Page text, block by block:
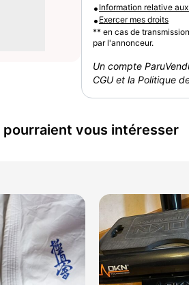
• Information relative
• Exercer mes droits
** en cas de
par l'annonceur.
Un compte
CGU et la Politique
pourraient vous intéresser